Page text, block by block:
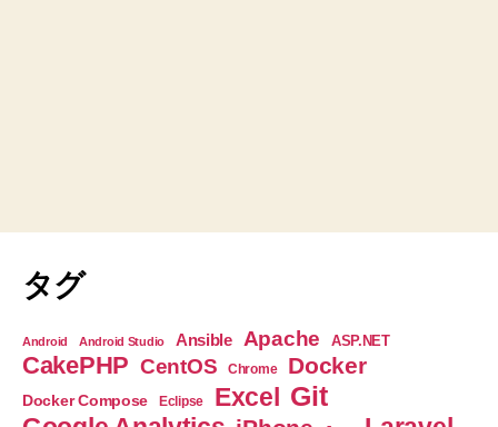
タグ
Android Android Studio Ansible Apache ASP.NET
CakePHP CentOS Chrome Docker
Docker Compose Eclipse Excel Git